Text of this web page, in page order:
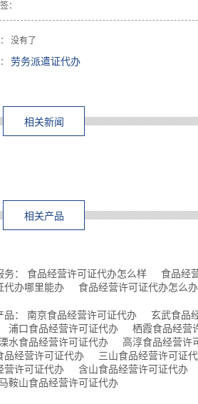
：
没有了
劳务派遣证代办
相关新闻
相关产品
务： 食品经营许可证代办怎么样 食品经
代办哪里能办
食品经营许可证代办怎么办
品： 南京食品经营许可证代办 玄武食品
浦口食品经营许可证代办 栖霞食品经营
溧水食品经营许可证代办 高淳食品经营许
品经营许可证代办
三山食品经营许可证
营许可证代办
含山食品经营许可证代办
鞍山食品经营许可证代办